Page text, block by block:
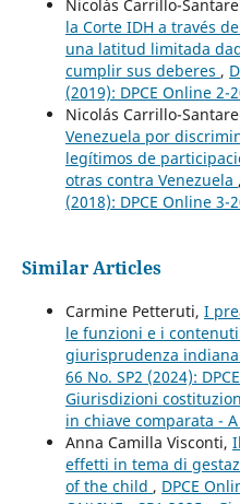
Nicolás Carrillo-
la Corte IDH a través
una latitud limitada
cumplir sus deberes ,
(2019): DPCE Online 2-
Nicolás Carrillo-
Venezuela por
legítimos de
otras contra Venezuela ,
(2018): DPCE Online 3-
Similar Articles
Carmine Petteruti, I
le funzioni e i
giurisprudenza
66 No. SP2 (2024):
Giurisdizioni
in chiave comparata -
Anna Camilla Visconti,
effetti in tema di
of the child , DPCE